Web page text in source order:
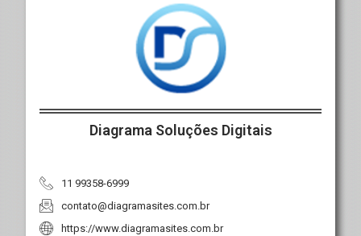
Diagrama Soluções Digitais
11 99358-6999
contato@diagramasites.com.br
https://www.diagramasites.com.br